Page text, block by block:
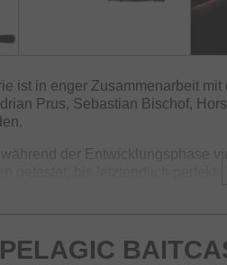
ist in enger Zusammenarbeit
Prus, Sebastian Bischof,
der Entwicklungsphase
getestet, bis letztendlich
Teamangler gerecht zu werden,